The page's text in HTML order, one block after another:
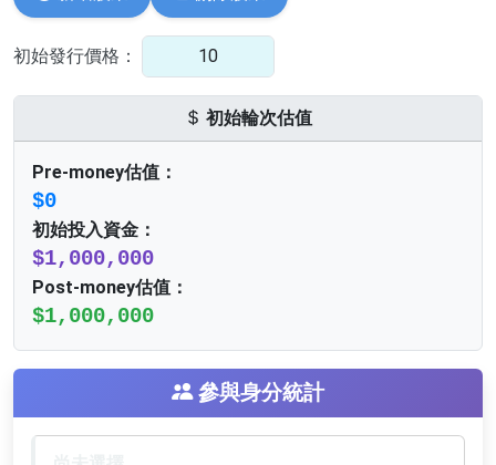
初始發行價格：
初始輪次估值
Pre-money估值：
$0
初始投入資金：
$1,000,000
Post-money估值：
$1,000,000
參與身分統計